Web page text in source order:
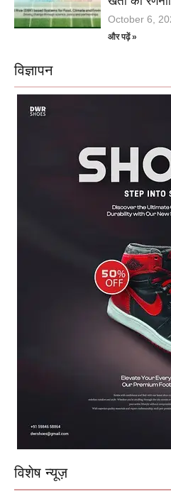
October 6,
और पढ़ें »
विज्ञापन
विशेष न्यूज़